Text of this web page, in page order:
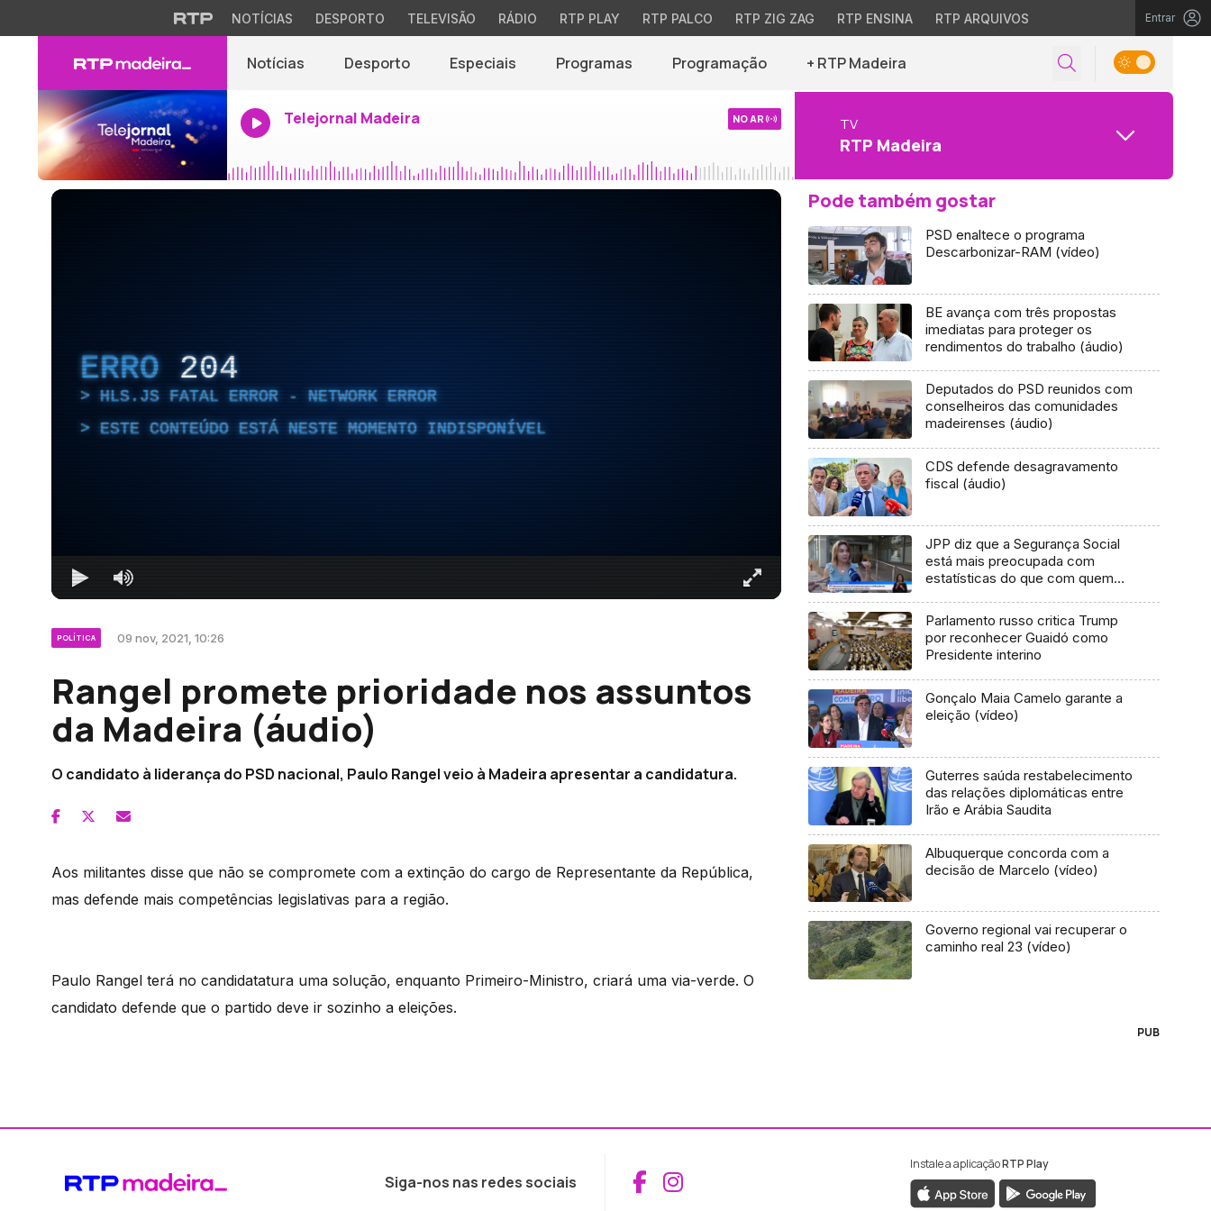
NOTÍCIAS DESPORTO TELEVISÃO RÁDIO RTP PLAY RTP PALCO RTP ZIG ZAG RTP ENSINA RTP ARQUIVOS Entrar
Notícias Desporto Especiais Programas Programação + RTP Madeira
Telejornal Madeira NO AR TV
RTP Madeira
ERRO 204
HLS.JS FATAL ERROR - NETWORK ERROR
ESTE CONTEÚDO ESTÁ NESTE MOMENTO INDISPONÍVEL
POLÍTICA 09 nov, 2021, 10:26
Rangel promete prioridade nos assuntos
da Madeira (áudio)
O candidato à liderança do PSD nacional, Paulo Rangel veio à Madeira apresentar a candidatura.
Aos militantes disse que não se compromete com a extinção do cargo de Representante da República,
mas defende mais competências legislativas para a região.
Paulo Rangel terá no candidatatura uma solução, enquanto Primeiro-Ministro, criará uma via-verde. O
candidato defende que o partido deve ir sozinho a eleições.
Pode também gostar
PSD enaltece o programa
Descarbonizar-RAM (vídeo)
BE avança com três propostas
imediatas para proteger os
rendimentos do trabalho (áudio)
Deputados do PSD reunidos com
conselheiros das comunidades
madeirenses (áudio)
CDS defende desagravamento
fiscal (áudio)
JPP diz que a Segurança Social
está mais preocupada com
estatísticas do que com quem
Parlamento russo critica Trump
por reconhecer Guaidó como
Presidente interino
Gonçalo Maia Camelo garante a
eleição (vídeo)
Guterres saúda restabelecimento
das relações diplomáticas entre
Irão e Arábia Saudita
Albuquerque concorda com a
decisão de Marcelo (vídeo)
Governo regional vai recuperar o
caminho real 23 (vídeo)
PUB
Siga-nos nas redes sociais Aceder ao Facebook da RTP Madeira
Aceder ao Instagram da RTP Madeira
Instale a aplicaçãoRTP Play